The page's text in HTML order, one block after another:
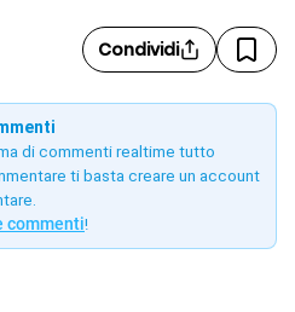
Condividi
di commenti realtime tutto
ti basta creare un account
commenti!